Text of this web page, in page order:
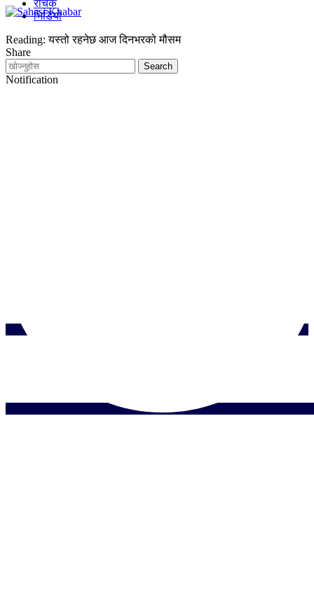
रोचक
भिडियो
Reading: यस्तो रहनेछ आज दिनभरको मौसम
Share
Notification